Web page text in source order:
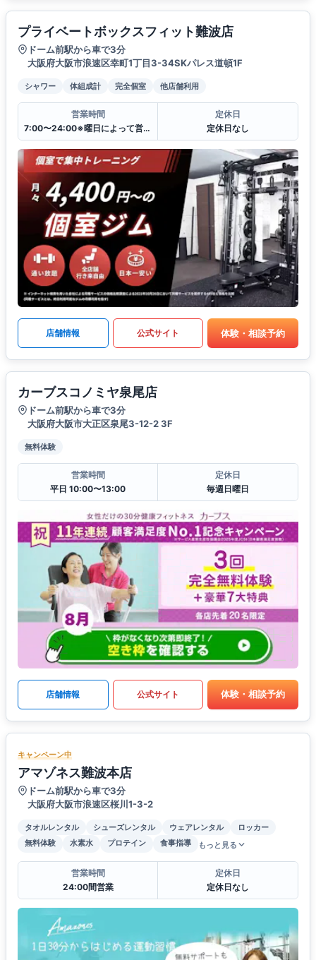
プライベートボックスフィット難波店
ドーム前駅から車で3分
大阪府大阪市浪速区幸町1丁目3-34SKパレス道頓1F
シャワー 体組成計 完全個室 他店舗利用
営業時間
7:00〜24:00※曜日によって営業時間が異なる場合がございます.
定休日
定休日なし
店舗情報 公式サイト 体験・相談予約
カーブスコノミヤ泉尾店
ドーム前駅から車で3分
大阪府大阪市大正区泉尾3-12-2 3F
無料体験
営業時間
平日 10:00〜13:00
定休日
毎週日曜日
店舗情報 公式サイト 体験・相談予約
キャンペーン中
アマゾネス難波本店
ドーム前駅から車で3分
大阪府大阪市浪速区桜川1-3-2
タオルレンタル シューズレンタル ウェアレンタル
ロッカー
無料体験
水素水 プロテイン 食事指導 もっと見る
営業時間
24:00間営業
定休日
定休日なし